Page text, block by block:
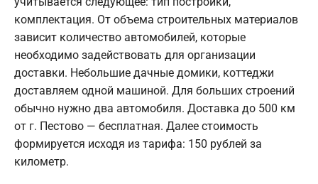
комплектация. От объема строительных материалов
зависит количество автомобилей, которые
необходимо задействовать для организации
доставки. Небольшие дачные домики, коттеджи
доставляем одной машиной. Для больших строений
обычно нужно два автомобиля. Доставка до 500 км
от г. Пестово — бесплатная. Далее стоимость
формируется исходя из тарифа: 150 рублей за
километр.